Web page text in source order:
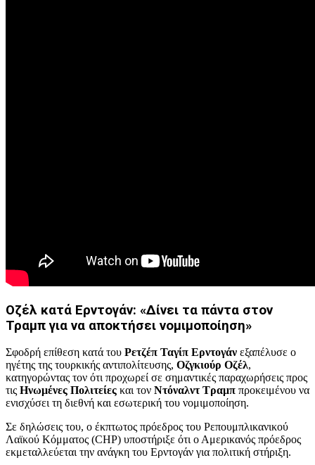
Οζέλ κατά Ερντογάν: «Δίνει τα πάντα στον
Τραμπ για να αποκτήσει νομιμοποίηση»
Σφοδρή επίθεση κατά του Ρετζέπ Ταγίπ Ερντογάν εξαπέλυσε ο
ηγέτης της τουρκικής αντιπολίτευσης, Οζγκιούρ Οζέλ,
κατηγορώντας τον ότι προχωρεί σε σημαντικές παραχωρήσεις προς
τις Ηνωμένες Πολιτείες και τον Ντόναλντ Τραμπ προκειμένου να
ενισχύσει τη διεθνή και εσωτερική του νομιμοποίηση.
Σε δηλώσεις του, ο έκπτωτος πρόεδρος του Ρεπουμπλικανικού
Λαϊκού Κόμματος (CHP) υποστήριξε ότι ο Αμερικανός πρόεδρος
εκμεταλλεύεται την ανάγκη του Ερντογάν για πολιτική στήριξη.